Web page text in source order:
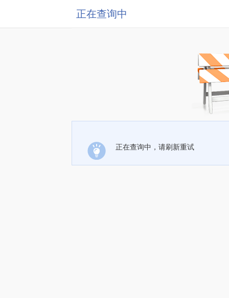
正在查询中
正在查询中，请刷新重试